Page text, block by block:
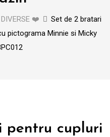
❤️
Set de 2 bratari
pictograma Minnie si Micky
pentru cupluri